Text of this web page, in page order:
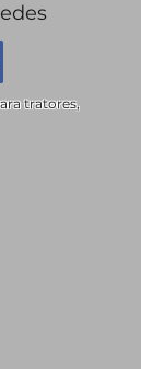
tratores,